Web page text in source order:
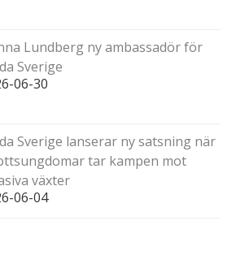
Lundberg ny ambassadör för
Sverige
06-30
Sverige lanserar ny satsning när
tar kampen mot
växter
06-04